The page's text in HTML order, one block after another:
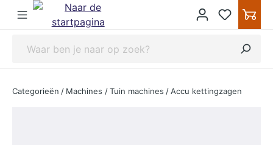
Categorieën / Machines / Tuin machines /Accu kettingzagen